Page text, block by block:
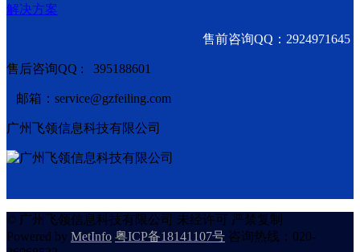
解决方案
售前咨询QQ：2924971645
售后咨询QQ : 395188601
邮箱：service@gzfeiling.com
广州飞领信息科技有限公司
© 广州飞领信息科技有限公司 未经许可 严禁复制
Powered by MetInfo 粤ICP备18141107号 咨询热线：020-